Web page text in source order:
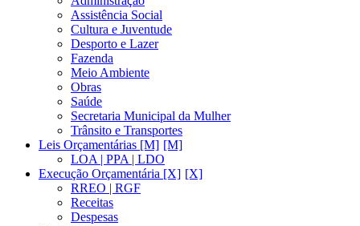
Assistência Social
Cultura e Juventude
Desporto e Lazer
Fazenda
Meio Ambiente
Obras
Saúde
Secretaria Municipal da Mulher
Trânsito e Transportes
Leis Orçamentárias [M]
LOA | PPA | LDO
Execução Orçamentária [X]
RREO | RGF
Receitas
Despesas